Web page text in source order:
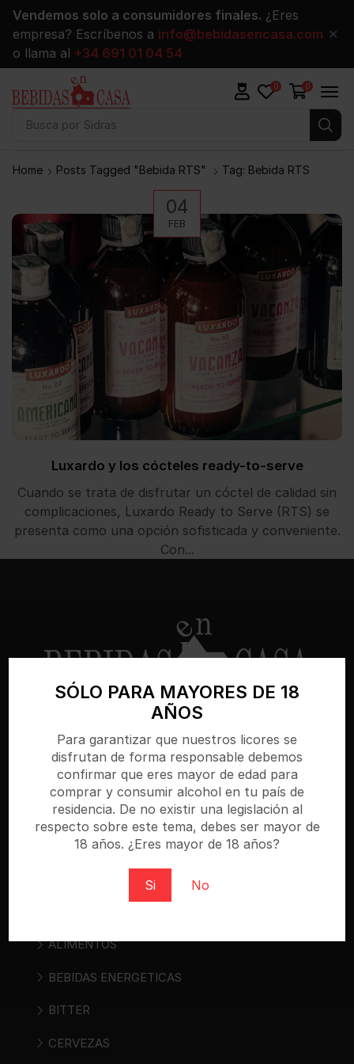
SÓLO PARA MAYORES DE 18
AÑOS
Para garantizar que nuestros licores se
disfrutan de forma responsable debemos
confirmar que eres mayor de edad para
comprar y consumir alcohol en tu país de
residencia. De no existir una legislación al
respecto sobre este tema, debes ser mayor de
18 años. ¿Eres mayor de 18 años?
Si No
Vendemos solo a consumidores finales. ¿Eres
empresa? Escríbenos a info@bebidasencasa.com
o llama al +34 691 01 04 54
✕
Busca por Sidras
0 0
Home Posts Tagged "bebida RTS" Tag: Bebida RTS
04
FEB
Luxardo y los cócteles ready-to-serve
Cuando se trata de disfrutar un cóctel de calidad sin
complicaciones, Luxardo Ready to Serve (RTS) se
presenta como una opción sofisticada y conveniente.
Con...
Bebidasencasa.com es una tienda online
especializada donde puedes comprar cerveza,
vino, sidra, bebidas espirituosas y bebidas «ready
to drink». Regístrate y compra al mejor precio.
ALIMENTOS
BEBIDAS ENERGETICAS
BITTER
CERVEZAS